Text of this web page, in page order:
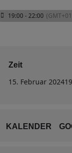
19:00 - 22:00
Zeit
15. Februar 2024
KALENDER